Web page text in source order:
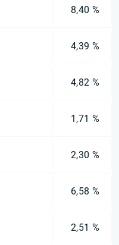
8,40 %
4,39 %
4,82 %
1,71 %
2,30 %
6,58 %
2,51 %